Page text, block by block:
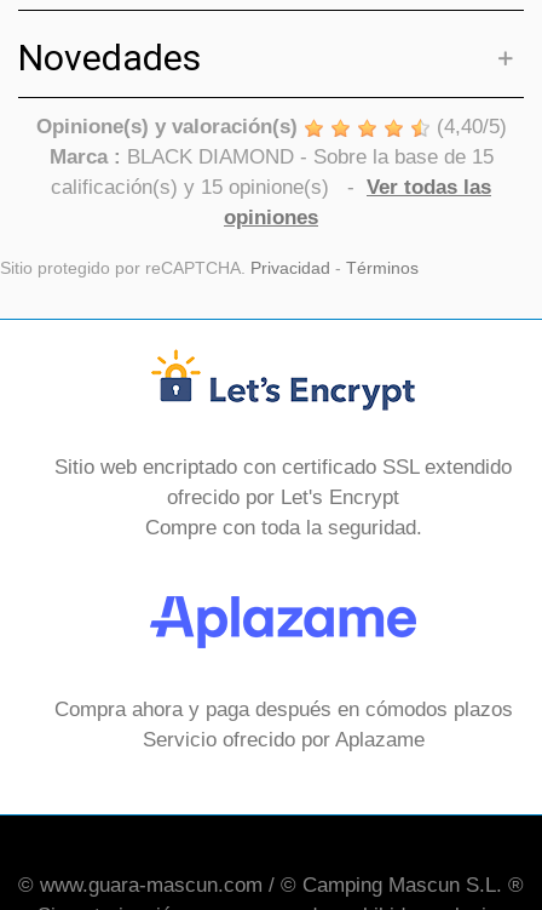
Novedades
Opinione(s) y valoración(s) (4,40/5)
Marca : BLACK DIAMOND- Sobre la base de 15
calificación(s) y 15 opinione(s) - Ver todas las
opiniones
Sitio protegido por reCAPTCHA. Privacidad - Términos
Sitio web encriptado con certificado SSL extendido
ofrecido por Let's Encrypt
Compre con toda la seguridad.
Compra ahora y paga después en cómodos plazos
Servicio ofrecido por Aplazame
© www.guara-mascun.com / © Camping Mascun S.L. ®